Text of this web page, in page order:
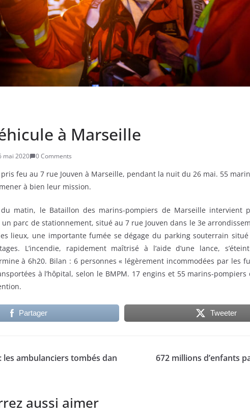
à Marseille
mai 2020 0 Comments
feu au 7 rue Jouven à Marseille, pendant la nuit du 26 mai. 55
à bien leur mission.
matin, le Bataillon des marins-pompiers de Marseille intervient
parc de stationnement, situé au 7 rue Jouven dans le 3e
lieux, une importante fumée se dégage du parking souterrain situé
L’incendie, rapidement maîtrisé à l’aide d’une lance,
à 6h20. Bilan : 6 personnes « légèrement incommodées par les
à l’hôpital, selon le BMPM. 17 engins et 55 marins-
Partager Tweeter
les ambulanciers tombés dan
672 millions d’enfants
aussi aimer